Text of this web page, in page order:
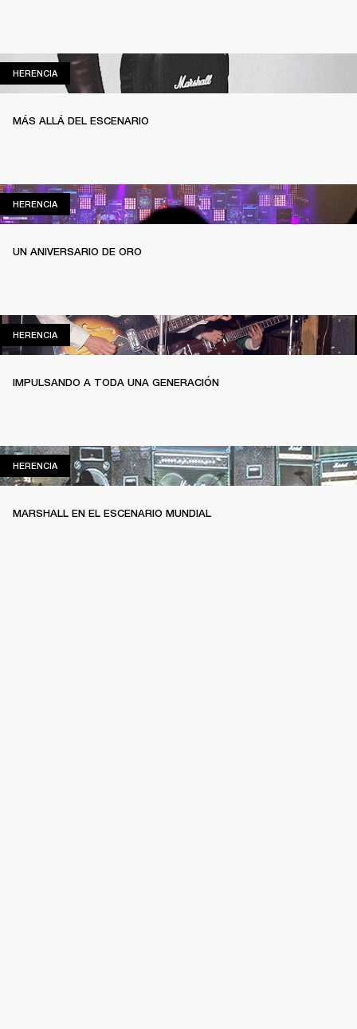
HERENCIAHERENCIA
MÁS ALLÁ DEL ESCENARIO
HERENCIAHERENCIA
UN ANIVERSARIO DE ORO
HERENCIAHERENCIA
IMPULSANDO A TODA UNA GENERACIÓN
HERENCIAHERENCIA
MARSHALL EN EL ESCENARIO MUNDIAL